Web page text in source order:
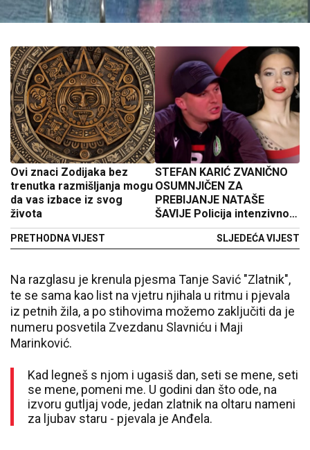
Ovi znaci Zodijaka bez
trenutka razmišljanja mogu
da vas izbace iz svog
života
PRETHODNA VIJEST
STEFAN KARIĆ ZVANIČNO
OSUMNJIČEN ZA
PREBIJANJE NATAŠE
ŠAVIJE Policija intenzivno
traga za njim!
SLJEDEĆA VIJEST
Na razglasu je krenula pjesma Tanje Savić "Zlatnik",
te se sama kao list na vjetru njihala u ritmu i pjevala
iz petnih žila, a po stihovima možemo zaključiti da je
numeru posvetila Zvezdanu Slavniću i Maji
Marinković.
Kad legneš s njom i ugasiš dan, seti se mene, seti
se mene, pomeni me. U godini dan što ode, na
izvoru gutljaj vode, jedan zlatnik na oltaru nameni
za ljubav staru - pjevala je Anđela.